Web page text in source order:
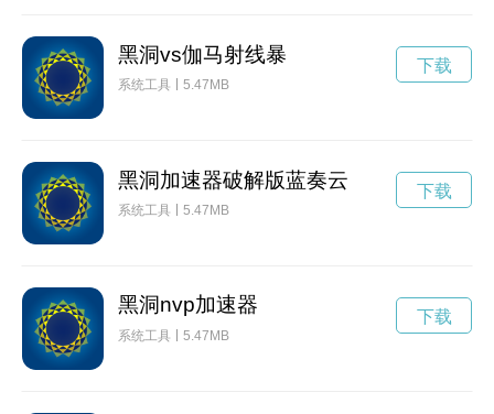
黑洞vs伽马射线暴
系统工具 5.47MB
下载
黑洞加速器破解版蓝奏云
系统工具 5.47MB
下载
黑洞nvp加速器
系统工具 5.47MB
下载